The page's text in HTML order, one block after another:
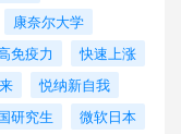
康奈尔大学
免疫力
快速上涨
悦纳新自我
研究生
微软日本